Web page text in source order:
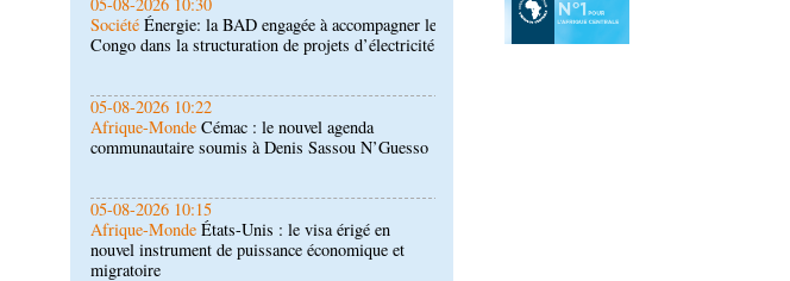
05-08-2026 10:22
Afrique-Monde Cémac : le nouvel agenda
communautaire soumis à Denis Sassou N’Guesso
05-08-2026 10:15
Afrique-Monde États-Unis : le visa érigé en
nouvel instrument de puissance économique et
04-08-2026 18:00
SportFootball: le Congo interdit de participer aux
compétitions interclubs de la CAF